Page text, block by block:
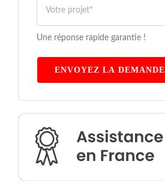
Une réponse rapide garantie !
ENVOYEZ LA DEMANDE